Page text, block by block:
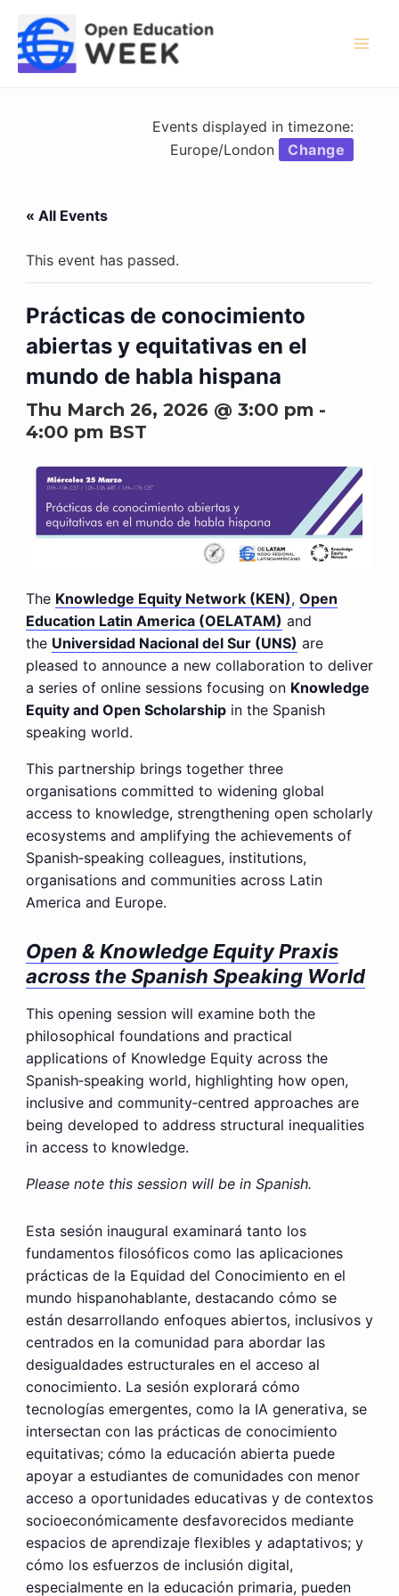
content
Events displayed in timezone:
Europe/London
Change
« All Events
This event has passed.
Prácticas de conocimiento
abiertas y equitativas en el
mundo de habla hispana
Thu March 26, 2026 @ 3:00 pm-
4:00 pmBST
The Knowledge EquityNetwork (KEN), Open
Education Latin America (OELATAM) and
the Universidad Nacional del Sur (UNS) are
pleased to announce a new collaboration to deliver
a series of online sessions focusing on Knowledge
Equityand Open Scholarshipin the Spanish
speaking world.
This partnership brings together three
organisations committed to widening global
access to knowledge, strengthening open scholarly
ecosystems and amplifying the achievements of
Spanish‑speaking colleagues, institutions,
organisations and communities across Latin
America and Europe.
Open & Knowledge EquityPraxis
across the Spanish Speaking World
This opening session will examine both the
philosophical foundations and practical
applications of Knowledge Equityacross the
Spanish‑speaking world, highlighting how open,
inclusive and community‑centred approaches are
being developed to address structural inequalities
in access to knowledge.
Please note this session will be in Spanish.
Esta sesión inaugural examinará tanto los
fundamentos filosóficos como las aplicaciones
prácticas de la Equidad del Conocimiento en el
mundo hispanohablante, destacando cómo se
están desarrollando enfoques abiertos, inclusivos y
centrados en la comunidad para abordar las
desigualdades estructurales en el acceso al
conocimiento. La sesión explorará cómo
tecnologías emergentes, como la IA generativa, se
intersectan con las prácticas de conocimiento
equitativas; cómo la educación abierta puede
apoyar a estudiantes de comunidades con menor
acceso a oportunidades educativas y de contextos
socioeconómicamente desfavorecidos mediante
espacios de aprendizaje flexibles y adaptativos; y
cómo los esfuerzos de inclusión digital,
especialmente en la educación primaria, pueden